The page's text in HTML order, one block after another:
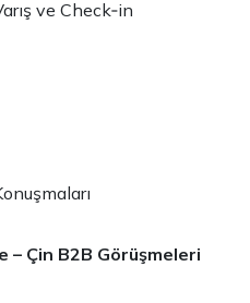
ve Check‐in
– Çin B2B Görüşmeleri